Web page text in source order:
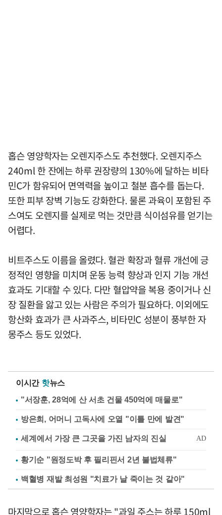
홉슨 영양학자는 오렌지주스도 추천했다. 오렌지주스
240ml 한 잔에는 하루 권장량의 130%에 달하는 비타
민C가 함유되어 면역력을 높이고 철분 흡수를 돕는다.
또한 피부 장벽 기능도 강화한다. 물론 과육이 포함된 주
스여도 오렌지를 실제로 먹는 것만큼 식이섬유를 얻기는
어렵다.
비트주스도 이름을 올렸다. 혈관 확장과 혈류 개선에 긍
정적인 영향을 미치며 운동 능력 향상과 인지 기능 개선
효과도 기대할 수 있다. 다만 혈압약을 복용 중이거나 신
장 질환을 앓고 있는 사람은 주의가 필요하다. 이외에도
항산화 효과가 큰 사과주스, 비타민C 성분이 풍부한 자
몽주스 등도 있었다.
이시간 핫뉴스
"서장훈, 28억에 산 서초 건물 450억에 매물로"
방은희, 어머니 고독사에 오열 "이틀 만에 발견"
황기순 "원정도박 후 필리핀서 2년 불법체류"
백혈병 재발 최성원 "치료가 날 죽이는 것 같아"
마지막으로 홉슨 영양학자는 "과일 주스는 하루 150ml